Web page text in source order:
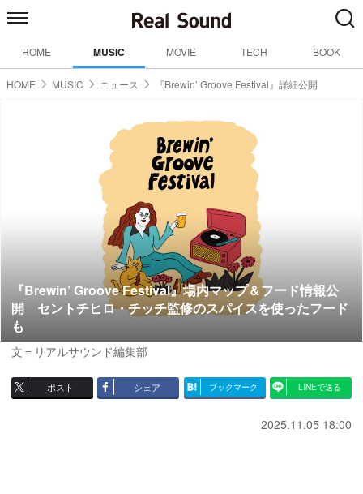
HOME MUSIC MOVIE TECH BOOK
HOME MUSIC ニュース 『Brewin’ Groove Festival』詳細公開
『Brewin’ Groove Festival』場内マップ＆フード情報公
開 セントチヒロ・チッチ監修のスパイスを使ったフード
も
文＝リアルサウンド編集部
ポスト シェア ブックマーク LINEで送る
2025.11.05 18:00